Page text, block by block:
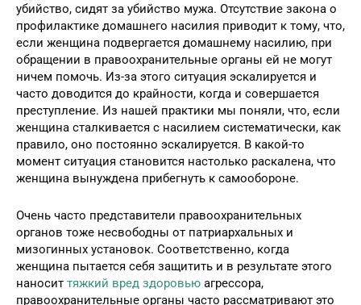
убийство, сидят за убийство мужа. Отсутствие закона о
профилактике домашнего насилия приводит к тому, что,
если женщина подвергается домашнему насилию, при
обращении в правоохранительные органы ей не могут
ничем помочь. Из-за этого ситуация эскалируется и
часто доводится до крайности, когда и совершается
преступление. Из нашей практики мы поняли, что, если
женщина сталкивается с насилием систематически, как
правило, оно постоянно эскалируется. В какой-то
момент ситуация становится настолько раскалена, что
женщина вынуждена прибегнуть к самообороне.
Очень часто представители правоохранительных
органов тоже несвободны от патриархальных и
мизогинных установок. Соответственно, когда
женщина пытается себя защитить и в результате этого
наносит тяжкий вред здоровью агрессора,
правоохранительные органы часто рассматривают это